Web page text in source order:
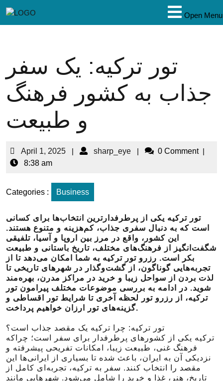
Open Menu
تور ترکیه: یک سفر
جذاب به کشور فرهنگ
و طبیعت
April 1, 2025 | sharp_eye | 0 Comment |
8:38 am
Categories : Business
تور ترکیه یکی از پرطرفدارترین انتخاب‌ها برای کسانی
است که به دنبال سفری جذاب، کم‌هزینه و متنوع هستند.
این کشور، واقع در مرز بین اروپا و آسیا، تلفیقی
شگفت‌انگیز از فرهنگ‌های مختلف، تاریخ باستانی و طبیعت
بکر است. رزرو تور ترکیه به شما امکان می‌دهد تا از
تجربه‌هایی گوناگون، از گشت‌وگذار در شهرهای تاریخی تا
لذت بردن از سواحل زیبا و خرید در مراکز مدرن، بهره‌مند
شوید. در ادامه به بررسی موضوعات مختلف پیرامون تور
ترکیه، از رزرو تور لحظه آخری تا شرایط تور اقساطی و
گزینه‌های تور ارزان خواهیم پرداخت.
تور ترکیه: چرا ترکیه یک مقصد جذاب است؟
ترکیه یکی از کشور‌های پرطرفدار برای سفر است؛ چراکه
فرهنگ غنی، طبیعت زیبا، امکانات تفریحی پیشرفته و
نزدیکی آن به ایران، باعث شده تا بسیاری از ایرانی‌ها این
مقصد را انتخاب کنند. سفر به ترکیه، تجربه‌ای کامل از
تاریخ، هنر، غذا و خرید را شامل می‌شود. شهرهایی مانند